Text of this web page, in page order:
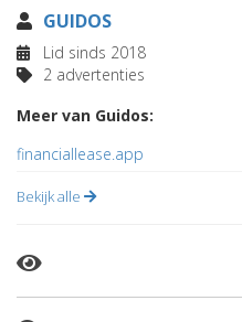
GUIDOS
Lid sinds 2018
2 advertenties
Meer van Guidos:
financiallease.app
Bekijk alle